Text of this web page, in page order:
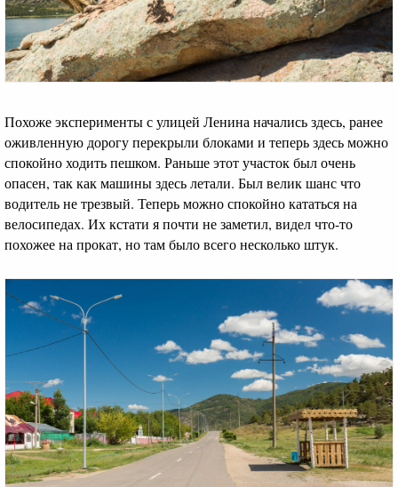
Похоже эксперименты с улицей Ленина начались здесь, ранее
оживленную дорогу перекрыли блоками и теперь здесь можно
спокойно ходить пешком. Раньше этот участок был очень
опасен, так как машины здесь летали. Был велик шанс что
водитель не трезвый. Теперь можно спокойно кататься на
велосипедах. Их кстати я почти не заметил, видел что-то
похожее на прокат, но там было всего несколько штук.